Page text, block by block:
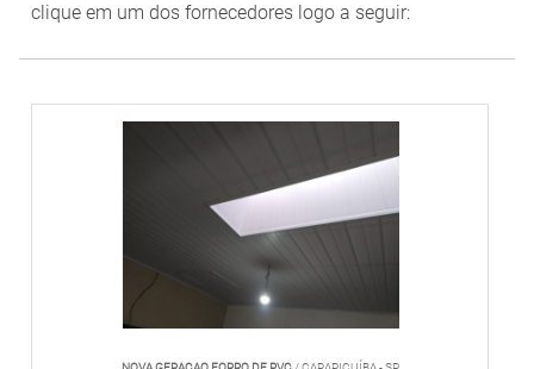
clique em um dos fornecedores logo a seguir: